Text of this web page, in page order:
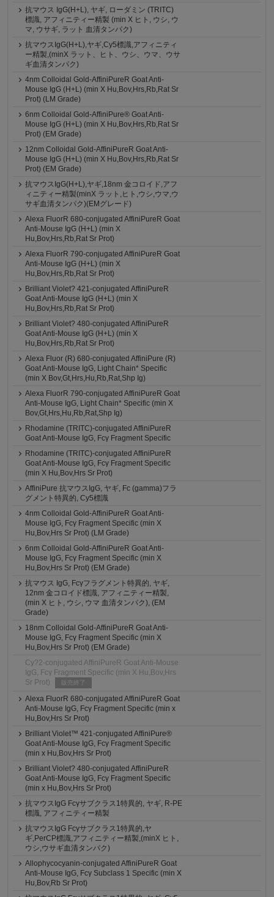
抗マウス IgG(H+L), ヤギ, ローダミン (TRITC)
標識, アフィニティー精製 (min X ヒト, ウシ, ウ
マ, ウサギ, ラット 血清タンパク)
抗マウスIgG(H+L),ヤギ,Cy5標識,アフィニティ
ー精製,(minX ラット、ヒト、ウシ、ウマ、ウサ
ギ血清タンパク)
4nm Colloidal Gold-AffiniPureR Goat Anti-
Mouse IgG (H+L) (min X Hu,Bov,Hrs,Rb,Rat Sr
Prot) (LM Grade)
6nm Colloidal Gold-AffiniPure® Goat Anti-
Mouse IgG (H+L) (min X Hu,Bov,Hrs,Rb,Rat Sr
Prot) (EM Grade)
12nm Colloidal Gold-AffiniPureR Goat Anti-
Mouse IgG (H+L) (min X Hu,Bov,Hrs,Rb,Rat Sr
Prot) (EM Grade)
抗マウスIgG(H+L),ヤギ,18nm 金コロイド,アフ
ィニティー精製(minX ラット,ヒト,ウシ,ウマ,ウ
サギ血清タンパク)(EMグレード)
Alexa FluorR 680-conjugated AffiniPureR Goat
Anti-Mouse IgG (H+L) (min X
Hu,Bov,Hrs,Rb,Rat Sr Prot)
Alexa FluorR 790-conjugated AffiniPureR Goat
Anti-Mouse IgG (H+L) (min X
Hu,Bov,Hrs,Rb,Rat Sr Prot)
Brilliant Violet? 421-conjugated AffiniPureR
Goat Anti-Mouse IgG (H+L) (min X
Hu,Bov,Hrs,Rb,Rat Sr Prot)
Brilliant Violet? 480-conjugated AffiniPureR
Goat Anti-Mouse IgG (H+L) (min X
Hu,Bov,Hrs,Rb,Rat Sr Prot)
Alexa Fluor (R) 680-conjugated AffiniPure (R)
Goat Anti-Mouse IgG, Light Chain* Specific
(min X Bov,Gt,Hrs,Hu,Rb,Rat,Shp Ig)
Alexa FluorR 790-conjugated AffiniPureR Goat
Anti-Mouse IgG, Light Chain* Specific (min X
Bov,Gt,Hrs,Hu,Rb,Rat,Shp Ig)
Rhodamine (TRITC)-conjugated AffiniPureR
Goat Anti-Mouse IgG, Fcγ Fragment Specific
Rhodamine (TRITC)-conjugated AffiniPureR
Goat Anti-Mouse IgG, Fcγ Fragment Specific
(min X Hu,Bov,Hrs Sr Prot)
AffiniPure 抗マウスIgG, ヤギ, Fc (gamma)フラ
グメント特異的, Cy5標識
4nm Colloidal Gold-AffiniPureR Goat Anti-
Mouse IgG, Fcγ Fragment Specific (min X
Hu,Bov,Hrs Sr Prot) (LM Grade)
6nm Colloidal Gold-AffiniPureR Goat Anti-
Mouse IgG, Fcγ Fragment Specific (min X
Hu,Bov,Hrs Sr Prot) (EM Grade)
抗マウス IgG, Fcγフラグメント特異的, ヤギ,
12nm 金コロイド標識, アフィニティー精製,
(min X ヒト, ウシ, ウマ 血清タンパク), (EM
Grade)
18nm Colloidal Gold-AffiniPureR Goat Anti-
Mouse IgG, Fcγ Fragment Specific (min X
Hu,Bov,Hrs Sr Prot) (EM Grade)
Cy?2-conjugated AffiniPureR Goat Anti-Mouse
IgG, Fcγ Fragment Specific (min X Hu,Bov,Hrs
Sr Prot)
販売終了
Alexa FluorR 680-conjugated AffiniPureR Goat
Anti-Mouse IgG, Fcγ Fragment Specific (min x
Hu,Bov,Hrs Sr Prot)
Brilliant Violet™ 421-conjugated AffiniPure®
Goat Anti-Mouse IgG, Fcγ Fragment Specific
(min x Hu,Bov,Hrs Sr Prot)
Brilliant Violet? 480-conjugated AffiniPureR
Goat Anti-Mouse IgG, Fcγ Fragment Specific
(min x Hu,Bov,Hrs Sr Prot)
抗マウスIgG Fcγサブクラス1特異的, ヤギ, R-PE
標識, アフィニティー精製
抗マウスIgG Fcγサブクラス1特異的,ヤ
ギ,PerCP標識,アフィニティー精製,(minX ヒト,
ウシ,ウサギ血清タンパク)
Allophycocyanin-conjugated AffiniPureR Goat
Anti-Mouse IgG, Fcγ Subclass 1 Specific (min X
Hu,Bov,Rb Sr Prot)